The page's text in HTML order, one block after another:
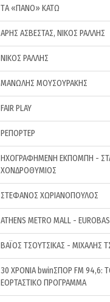
ΤA «ΠΑΝΟ» ΚΑΤΩ
ΑΡΗΣ ΑΣΒΕΣΤΑΣ, ΝΙΚΟΣ ΡΑΛΛΗΣ
ΝΙΚΟΣ ΡΑΛΛΗΣ
ΜΑΝΩΛΗΣ ΜΟΥΣΟΥΡΑΚΗΣ
FAIR PLAY
ΡΕΠΟΡΤΕΡ
ΗΧΟΓΡΑΦΗΜΕΝΗ ΕΚΠΟΜΠΗ -
ΧΟΝΔΡΟΘΥΜΙΟΣ
ΣΤΕΦΑΝΟΣ ΧΩΡΙΑΝΟΠΟΥΛΟΣ
ATHENS METRO MALL -
ΒΑΪΟΣ ΤΣΟΥΤΣΙΚΑΣ - ΜΙΧΑΛΗΣ
30 ΧΡΟΝΙΑ bwinΣΠΟΡ FM 94,6:
ΕΟΡΤΑΣΤΙΚΟ ΠΡΟΓΡΑΜΜΑ